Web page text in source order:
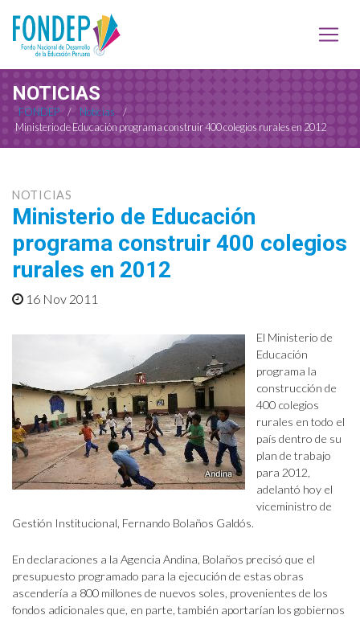
NOTICIAS
FONDEP / Noticias
/
Ministerio de Educación programa construir 400 colegios rurales en 2012
NOTICIAS
Ministerio de Educación
programa construir 400 colegios
rurales en 2012
16 Nov 2011
El Ministerio de
Educación
programa la
construcción de
400 colegios
rurales en todo el
país dentro de su
plan de trabajo
para 2012,
adelantó hoy el
viceministro de
Gestión Institucional, Fernando Bolaños Galdós.
En declaraciones a la Agencia Andina, Bolaños precisó que el
presupuesto programado para la ejecución de estas obras
ascendería a 800 millones de nuevos soles, provenientes de los
fondos adicionales que, en parte, también aportarían los gobiernos